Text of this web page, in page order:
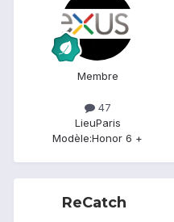
Membre
47
LieuParis
Modèle:Honor 6 +
ReCatch